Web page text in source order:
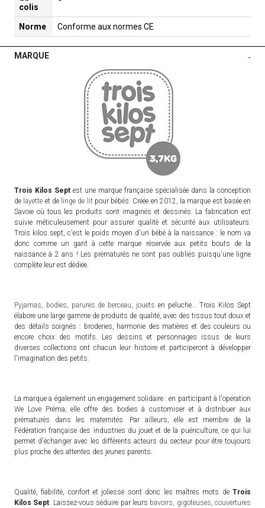
colis
Norme Conforme aux normes CE
MARQUE -
Trois Kilos Sept est une marque française spécialisée dans la conception
de layette et de linge de litpour bébés. Créée en 2012, la marque est basée en
Savoie où tous les produits sont imaginés et dessinés. La fabrication est
suivie méticuleusement pour assurer qualité et sécurité aux utilisateurs.
Trois kilos sept, c'est le poids moyen d'un bébé à la naissance : le nom va
donc comme un gant à cette marque réservée aux petits bouts de la
naissance à 2 ans ! Les prématurés ne sont pas oubliés puisqu'une ligne
complète leur est dédiée.
Pyjamas bodies parures de berceau jouets en peluche... Trois Kilos Sept
élabore une large gamme de produits de qualité, avec des tissus tout doux et
des détails soignés : broderies, harmonie des matières et des couleurs ou
encore choix des motifs. Les dessins et personnages issus de leurs
diverses collections ont chacun leur histoire et participeront à développer
l'imagination des petits.
La marque a également un engagement solidaire : en participant à l'opération
We Love Préma, elle offre des bodies à customiser et à distribuer aux
prématurés dans les maternités. Par ailleurs, elle est membre de la
Fédération française des industries du jouet et de la puériculture, ce qui lui
permet d'échanger avec les différents acteurs du secteur pour être toujours
plus proche des attentes des jeunes parents.
Qualité, fiabilité, confort et joliesse sont donc les maîtres mots de Trois
Kilos Sept . Laissez-vous séduire par leurs bavoirs gigoteuses couvertures